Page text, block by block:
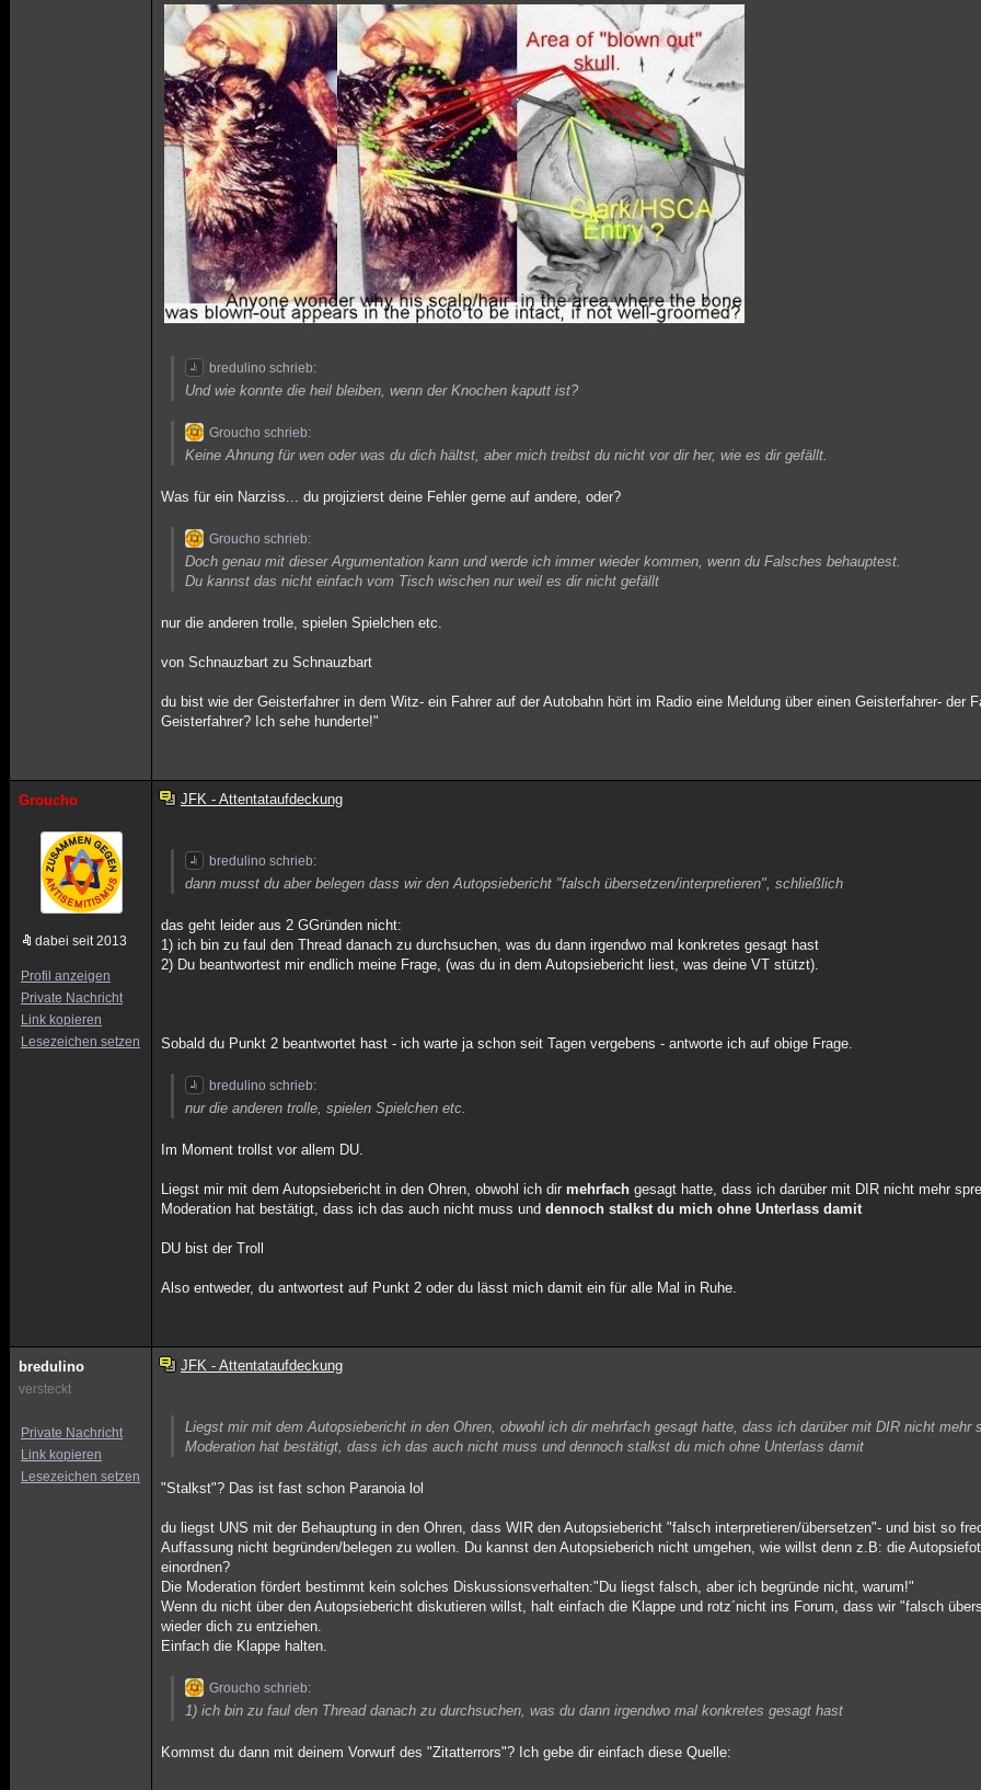
bredulino schrieb:
Und wie konnte die heil bleiben, wenn der Knochen kaputt ist?
Groucho schrieb:
Keine Ahnung für wen oder was du dich hältst, aber mich treibst du nicht vor dir her, wie es dir gefällt.
Was für ein Narziss... du projizierst deine Fehler gerne auf andere, oder?
Groucho schrieb:
Doch genau mit dieser Argumentation kann und werde ich immer wieder kommen, wenn du Falsches behauptest.
Du kannst das nicht einfach vom Tisch wischen nur weil es dir nicht gefällt
nur die anderen trolle, spielen Spielchen etc.
von Schnauzbart zu Schnauzbart
du bist wie der Geisterfahrer in dem Witz- ein Fahrer auf der Autobahn hört im Radio eine Meldung über einen Geisterfahrer- der
Geisterfahrer? Ich sehe hunderte!"
Groucho
dabei seit 2013
Profil anzeigen
Private Nachricht
Link kopieren
Lesezeichen setzen
JFK - Attentataufdeckung
bredulino schrieb:
dann musst du aber belegen dass wir den Autopsiebericht "falsch übersetzen/interpretieren", schließlich
das geht leider aus 2 GGründen nicht:
1) ich bin zu faul den Thread danach zu durchsuchen, was du dann irgendwo mal konkretes gesagt hast
2) Du beantwortest mir endlich meine Frage, (was du in dem Autopsiebericht liest, was deine VT stützt).
Sobald du Punkt 2 beantwortet hast - ich warte ja schon seit Tagen vergebens - antworte ich auf obige Frage.
bredulino schrieb:
nur die anderen trolle, spielen Spielchen etc.
Im Moment trollst vor allem DU.
Liegst mir mit dem Autopsiebericht in den Ohren, obwohl ich dir mehrfach gesagt hatte, dass ich darüber mit DIR nicht mehr
Moderation hat bestätigt, dass ich das auch nicht muss unddennoch stalkst du mich ohne Unterlass damit
DU bist der Troll
Also entweder, du antwortest auf Punkt 2 oder du lässt mich damit ein für alle Mal in Ruhe.
bredulino
versteckt
Private Nachricht
Link kopieren
Lesezeichen setzen
JFK - Attentataufdeckung
Liegst mir mit dem Autopsiebericht in den Ohren, obwohl ich dir mehrfach gesagt hatte, dass ich darüber mit DIR nicht mehr
Moderation hat bestätigt, dass ich das auch nicht muss und dennoch stalkst du mich ohne Unterlass damit
"Stalkst"? Das ist fast schon Paranoia lol
du liegst UNS mit der Behauptung in den Ohren, dass WIR den Autopsiebericht "falsch interpretieren/übersetzen"- und bist so
Auffassung nicht begründen/belegen zu wollen. Du kannst den Autopsieberich nicht umgehen, wie willst denn z.B: die
einordnen?
Die Moderation fördert bestimmt kein solches Diskussionsverhalten:"Du liegst falsch, aber ich begründe nicht, warum!"
Wenn du nicht über den Autopsiebericht diskutieren willst, halt einfach die Klappe und rotz´nicht ins Forum, dass wir "falsch
wieder dich zu entziehen.
Einfach die Klappe halten.
Groucho schrieb:
1) ich bin zu faul den Thread danach zu durchsuchen, was du dann irgendwo mal konkretes gesagt hast
Kommst du dann mit deinem Vorwurf des "Zitatterrors"? Ich gebe dir einfach diese Quelle: